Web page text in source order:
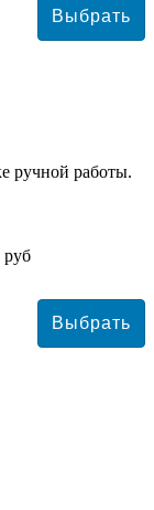
ручной работы.
руб